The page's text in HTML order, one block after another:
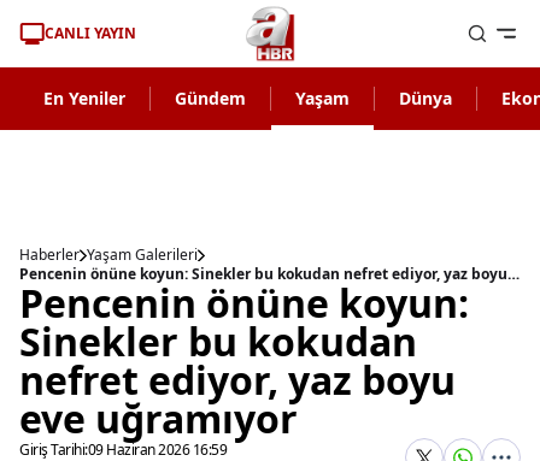
CANLI YAYIN
En Yeniler Gündem Yaşam Dünya
Haberler Yaşam Galerileri
Pencenin önüne koyun: Sinekler bu kokudan nefret ediyor, yaz boyu eve uğramıyor
Pencenin önüne koyun:
Sinekler bu kokudan
nefret ediyor, yaz boyu
eve uğramıyor
Giriş Tarihi:09 Haziran 2026 16:59